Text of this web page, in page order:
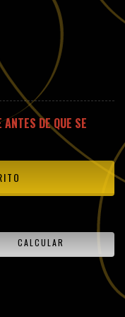
DE QUE SE
CAMBIAR CP
CALCULAR